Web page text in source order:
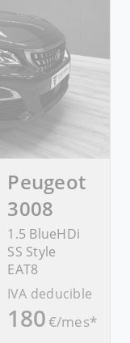
Peugeot
3008
1.5 BlueHDi
SS Style
EAT8
IVA deducible
180€/mes*